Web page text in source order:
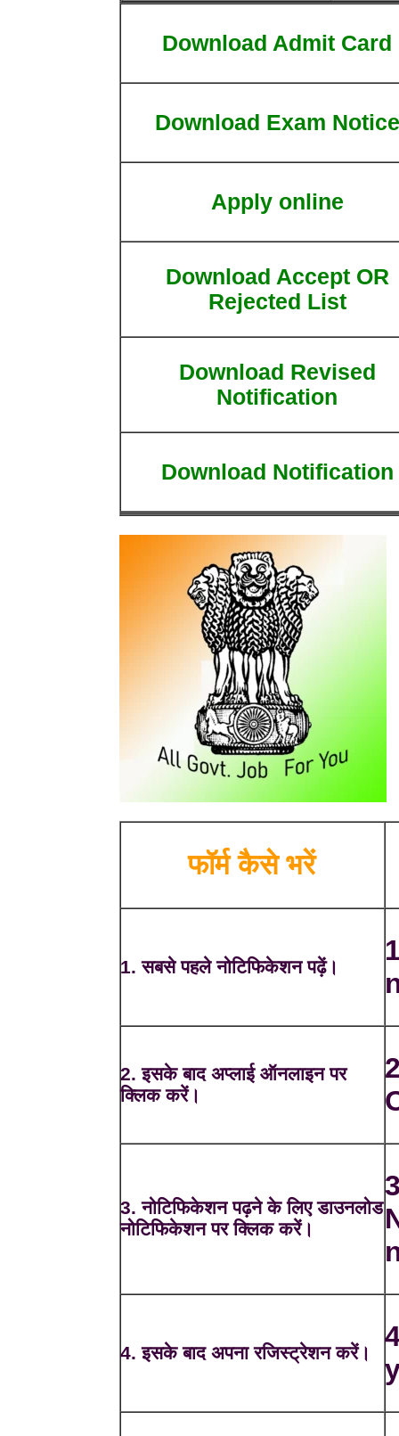
Download Admit Card
Download Exam Notice
Apply online
Download Accept OR
Rejected List
Download Revised
Notification
Download Notification
फॉर्म कैसे भरें
1. सबसे पहले नोटिफिकेशन पढ़ें।
2. इसके बाद अप्लाई ऑनलाइन पर
क्लिक करें।
3. नोटिफिकेशन पढ़ने के लिए डाउनलोड
नोटिफिकेशन पर क्लिक करें।
4. इसके बाद अपना रजिस्ट्रेशन करें।